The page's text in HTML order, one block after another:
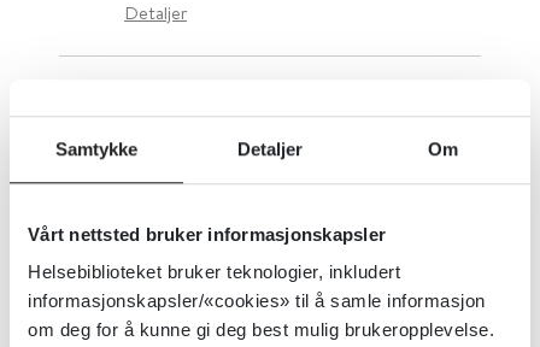
Samtykke Detaljer Om
Vårt nettsted bruker informasjonskapsler
Helsebiblioteket bruker teknologier, inkludert
informasjonskapsler/«cookies» til å samle informasjon
om deg for å kunne gi deg best mulig brukeropplevelse.
Detaljer
Detaljer